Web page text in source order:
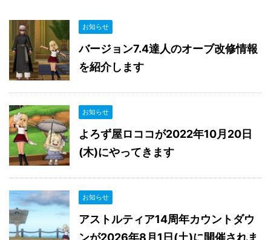
お知らせ
バージョン7.4達人のオーブ改修情報
を紹介します
お知らせ
よろず屋ロココが2022年10月20日
(木)にやってきます
お知らせ
アストルティア14周年カウントダウ
ンが2026年8月1日(土)に開催されま